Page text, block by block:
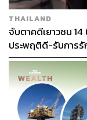
THAILAND
จับตาคดีเยาวชน
ประพฤติดี-รับการรั